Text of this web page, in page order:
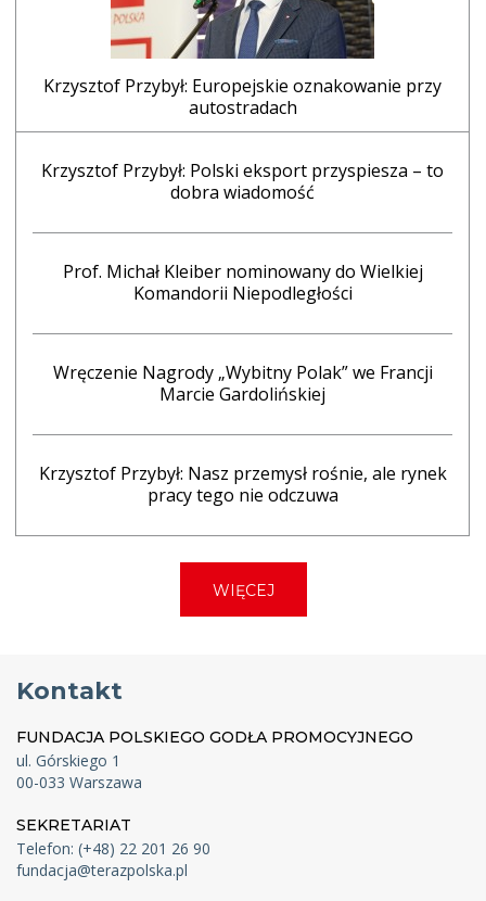
Krzysztof Przybył: Europejskie oznakowanie przy
autostradach
Krzysztof Przybył: Polski eksport przyspiesza – to
dobra wiadomość
Prof. Michał Kleiber nominowany do Wielkiej
Komandorii Niepodległości
Wręczenie Nagrody „Wybitny Polak” we Francji
Marcie Gardolińskiej
Krzysztof Przybył: Nasz przemysł rośnie, ale rynek
pracy tego nie odczuwa
WIĘCEJ
Kontakt
FUNDACJA POLSKIEGO GODŁA PROMOCYJNEGO
ul. Górskiego 1
00-033 Warszawa
SEKRETARIAT
Telefon: (+48) 22 201 26 90
fundacja@terazpolska.pl